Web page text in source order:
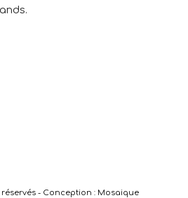
- Conception : Mosaique